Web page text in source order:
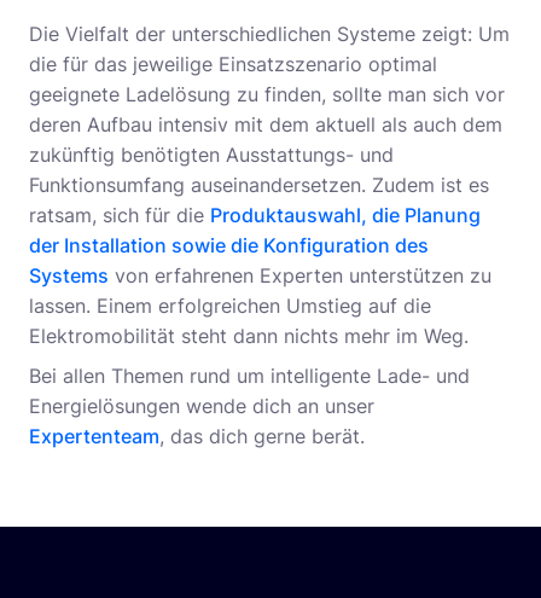
Die Vielfalt der unterschiedlichen Systeme zeigt: Um
die für das jeweilige Einsatzszenario optimal
geeignete Ladelösung zu finden, sollte man sich vor
deren Aufbau intensiv mit dem aktuell als auch dem
zukünftig benötigten Ausstattungs- und
Funktionsumfang auseinandersetzen. Zudem ist es
ratsam, sich für die Produktauswahl, die Planung
der Installation sowie die Konfiguration des
Systems von erfahrenen Experten unterstützen zu
lassen. Einem erfolgreichen Umstieg auf die
Elektromobilität steht dann nichts mehr im Weg.
Bei allen Themen rund um intelligente Lade- und
Energielösungen wende dich an unser
Expertenteam, das dich gerne berät.